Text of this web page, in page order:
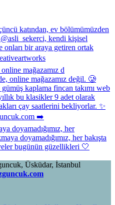
mağazamız d
doyamadığımız, her
Üsküdar, İstanbul